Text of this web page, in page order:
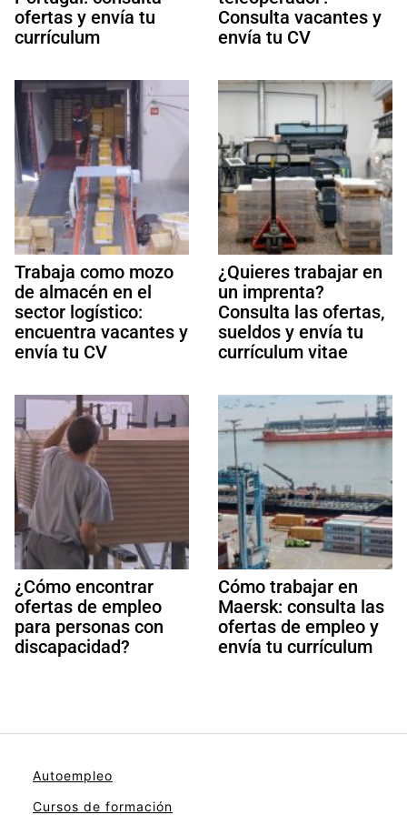
ofertas y envía tu
currículum
Consulta vacantes y
envía tu CV
Trabaja como mozo
de almacén en el
sector logístico:
encuentra vacantes y
envía tu CV
¿Quieres trabajar en
un imprenta?
Consulta las ofertas,
sueldos y envía tu
currículum vitae
¿Cómo encontrar
ofertas de empleo
para personas con
discapacidad?
Cómo trabajar en
Maersk: consulta las
ofertas de empleo y
envía tu currículum
Autoempleo
Cursos de formación